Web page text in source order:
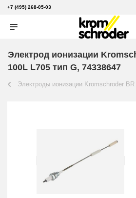
+7 (495) 268-05-03
Электрод ионизации
100L L705 тип G, 74338647
Электроды ионизации Kromschroder BR